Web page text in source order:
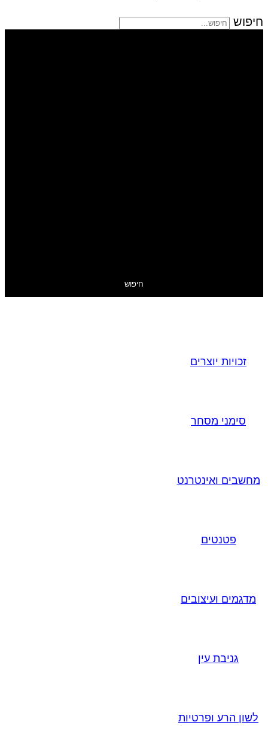
חיפוש
חיפוש
זכויות יוצרים
סימני מסחר
מחשבים ואינטרנט
פטנטים
מדגמים ועיצובים
גניבת עין
לשון הרע ופרטיות